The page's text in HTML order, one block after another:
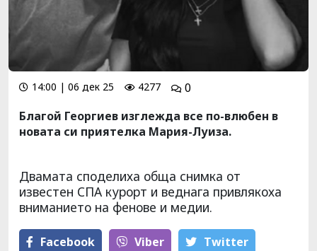
14:00 | 06 дек 25 4277
0
Благой Георгиев изглежда все по-влюбен в
новата си приятелка Мария-Луиза.
Двамата споделиха обща снимка от
известен СПА курорт и веднага привлякоха
вниманието на фенове и медии.
Facebook Viber Тwitter